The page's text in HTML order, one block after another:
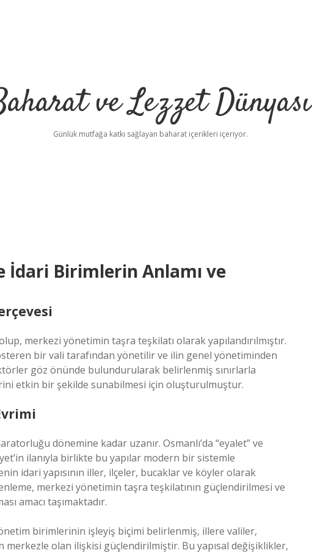
ve Lezzet Dünyası
Günlük mutfağa katkı sağlayan baharat içerikleri içeriyor.
İdari Birimlerin Anlamı ve
merkezi yönetimin taşra teşkilatı olarak yapılandırılmıştır.
bir vali tarafından yönetilir ve ilin genel yönetiminden
göz önünde bulundurularak belirlenmiş sınırlarla
etkin bir şekilde sunabilmesi için oluşturulmuştur.
dönemine kadar uzanır. Osmanlı’da “eyalet” ve
ilanıyla birlikte bu yapılar modern bir sistemle
idari yapısının iller, ilçeler, bucaklar ve köyler olarak
merkezi yönetimin taşra teşkilatının güçlendirilmesi ve
amacı taşımaktadır.
birimlerinin işleyiş biçimi belirlenmiş, illere valiler,
olan ilişkisi güçlendirilmiştir. Bu yapısal değişiklikler,